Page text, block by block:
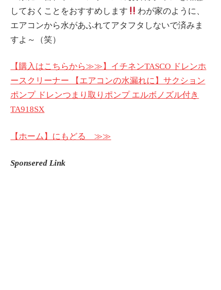
しておくことをおすすめします
わが家のように、
エアコンから水があふれてアタフタしないで済みま
すよ～（笑）
【購入はこちらから≫≫】イチネンTASCO ドレンホ
ースクリーナー 【エアコンの水漏れに】サクション
ポンプ ドレンつまり取りポンプ エルボノズル付き
TA918SX
【ホーム】にもどる ≫≫
Sponsered Link